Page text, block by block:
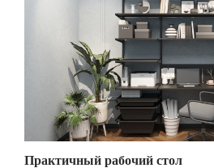
Практичный рабочий стол